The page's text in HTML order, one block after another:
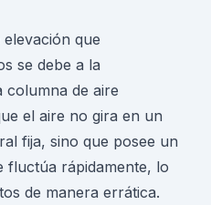
que
se debe a la
columna de aire
el aire no gira en un
fija, sino que posee un
fluctúa rápidamente, lo
de manera errática.